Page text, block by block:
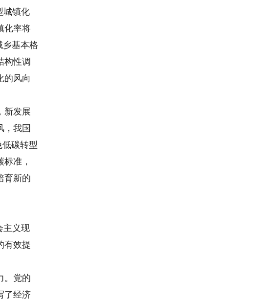
城镇化
化率将
乡基本格
构性调
的风向
新发展
，我国
碳转型
准，
育新的
主义现
有效提
。党的
了经济